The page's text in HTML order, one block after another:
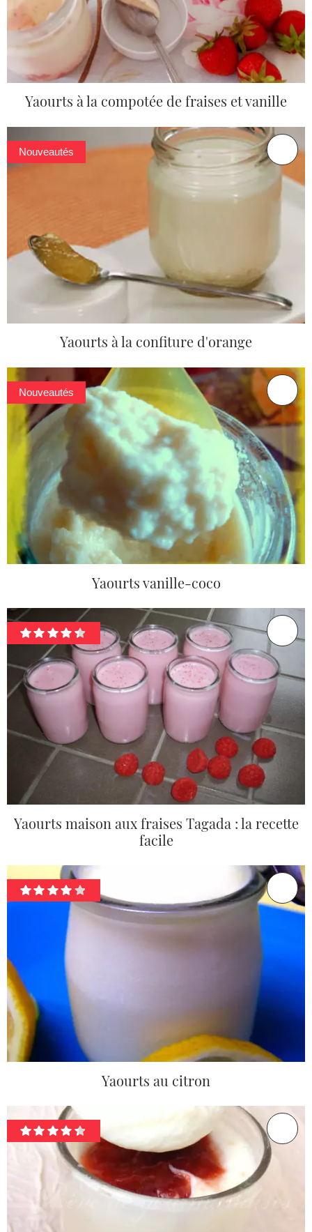
Yaourts à la compotée de fraises et vanille
Nouveautés
Yaourts à la confiture d'orange
Nouveautés
Yaourts vanille-coco
Yaourts maison aux fraises Tagada : la recette
facile
Yaourts au citron